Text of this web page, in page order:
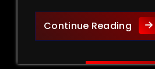
Continue Reading